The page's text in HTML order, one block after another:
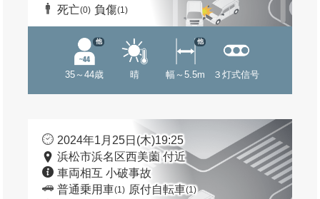
死亡(0) 負傷(1)
35～44歳
他
晴 幅～5.5m
他
３灯式信号
2024年1月25日(木)19:25
浜松市浜名区西美薗 付近
車両相互 小破事故
普通乗用車(1) 原付自転車(1)